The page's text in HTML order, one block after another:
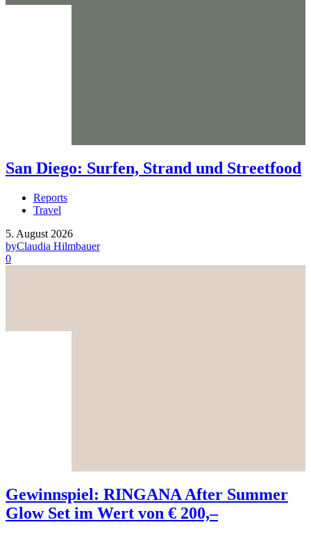
San Diego: Surfen, Strand und Streetfood
Reports
Travel
5. August 2026
byClaudia Hilmbauer
0
Gewinnspiel: RINGANA After Summer
Glow Set im Wert von € 200,–